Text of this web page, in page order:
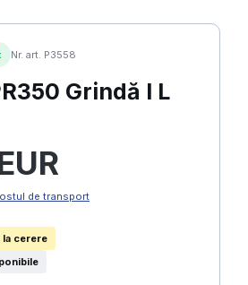
Nr. art. P3558
Grindă I L
de transport
la cerere